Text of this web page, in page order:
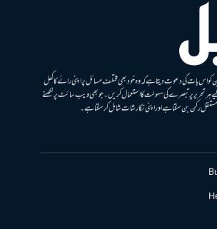
کو اس بات کی دعوت دیتا ہے کہ وہ خود بھی مختلف مسائل پر اپنی رائے کا کھل
ہر تحریر پر تبصرے کی سہولت کا استعمال کریں۔ جو بھی ویب سائٹ پر لکھنے
کا مستقل رکن بن سکتا ہے اور اپنی نگارشات شامل کرسکتا ہے۔